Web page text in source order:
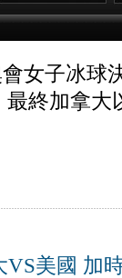
女子冰球
終加拿大
美國 加